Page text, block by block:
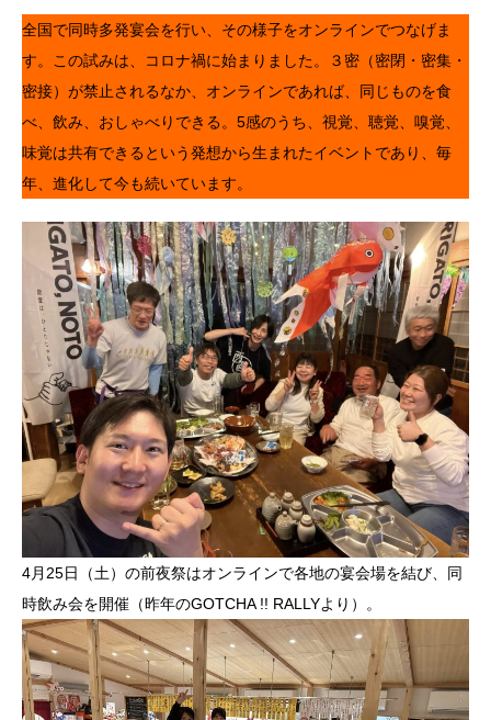
全国で同時多発宴会を行い、その様子をオンラインでつなげま
す。この試みは、コロナ禍に始まりました。３密（密閉・密集・
密接）が禁止されるなか、オンラインであれば、同じものを食
べ、飲み、おしゃべりできる。5感のうち、視覚、聴覚、嗅覚、
味覚は共有できるという発想から生まれたイベントであり、毎
年、進化して今も続いています。
4月25日（土）の前夜祭はオンラインで各地の宴会場を結び、同
時飲み会を開催（昨年のGOTCHA !! RALLYより）。